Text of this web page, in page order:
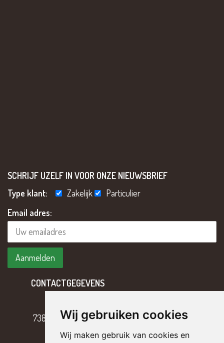
Wij gebruiken cookies
Wij maken gebruik van cookies en
SCHRIJF UZELF IN VOOR ONZE NIEUWSBRIEF
Type klant:
Zakelijk
Particulier
Email adres:
CONTACTGEGEVENS
7382 BH Klarenbeek
055 – 301 17 43